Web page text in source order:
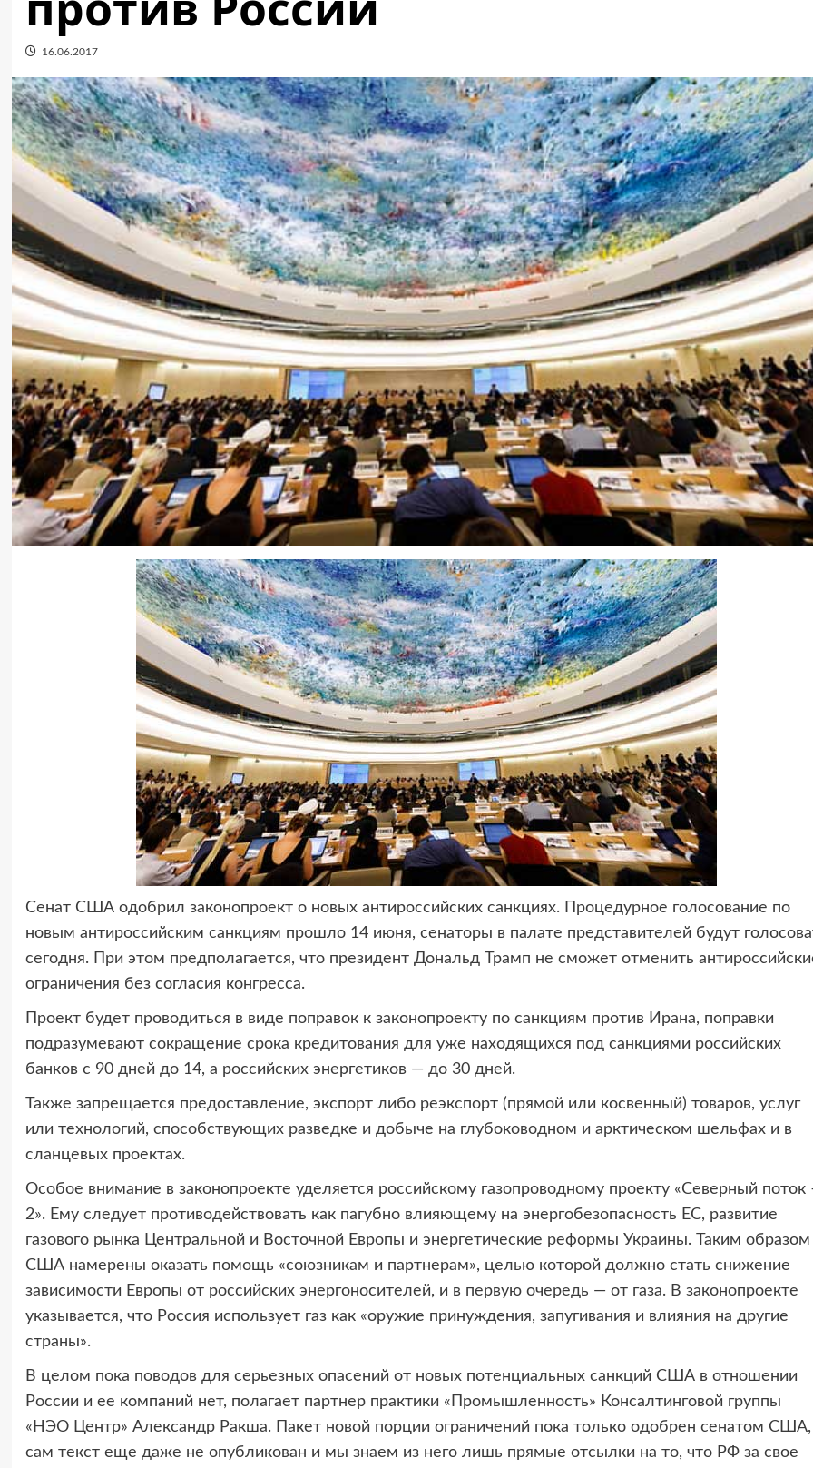
16.06.2017
Сенат США одобрил законопроект о новых антироссийских санкциях. Процедурное голосование по
новым антироссийским санкциям прошло 14 июня, сенаторы в палате представителей будут
сегодня. При этом предполагается, что президент Дональд Трамп не сможет отменить
ограничения без согласия конгресса.
Проект будет проводиться в виде поправок к законопроекту по санкциям против Ирана, поправки
подразумевают сокращение срока кредитования для уже находящихся под санкциями российских
банков с 90 дней до 14, а российских энергетиков — до 30 дней.
Также запрещается предоставление, экспорт либо реэкспорт (прямой или косвенный) товаров, услуг
или технологий, способствующих разведке и добыче на глубоководном и арктическом шельфах и в
сланцевых проектах.
Особое внимание в законопроекте уделяется российскому газопроводному проекту «Северный поток
2». Ему следует противодействовать как пагубно влияющему на энергобезопасность ЕС, развитие
газового рынка Центральной и Восточной Европы и энергетические реформы Украины. Таким образом
США намерены оказать помощь «союзникам и партнерам», целью которой должно стать снижение
зависимости Европы от российских энергоносителей, и в первую очередь — от газа. В законопроекте
указывается, что Россия использует газ как «оружие принуждения, запугивания и влияния на другие
страны».
В целом пока поводов для серьезных опасений от новых потенциальных санкций США в отношении
России и ее компаний нет, полагает партнер практики «Промышленность» Консалтинговой группы
«НЭО Центр» Александр Ракша. Пакет новой порции ограничений пока только одобрен сенатом США,
сам текст еще даже не опубликован и мы знаем из него лишь прямые отсылки на то, что РФ за свое